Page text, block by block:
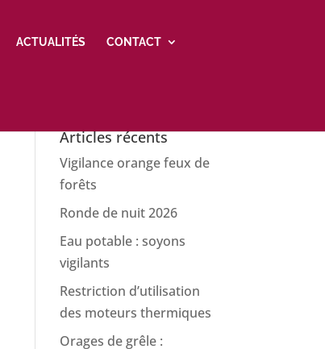
ACTUALITÉS CONTACT
Articles récents
Vigilance orange feux de
forêts
Ronde de nuit 2026
Eau potable : soyons
vigilants
Restriction d’utilisation
des moteurs thermiques
Orages de grêle :